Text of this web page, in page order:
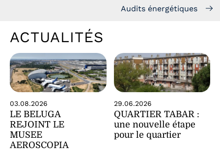
Audits énergétiques
ACTUALITÉS
03.08.2026
LE BELUGA
REJOINT LE
MUSEE
AEROSCOPIA
29.06.2026
QUARTIER TABAR :
une nouvelle étape
pour le quartier